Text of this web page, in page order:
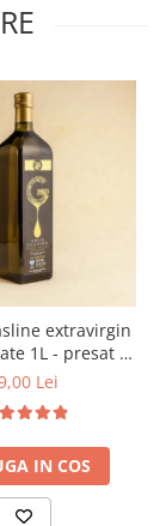
extravirgin
1L - presat la
receLei
IN COS